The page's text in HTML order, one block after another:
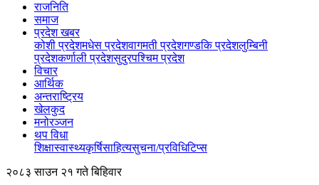
राजनिति
समाज
प्रदेश खबर
कोशी प्रदेशमधेस प्रदेशवागमती प्रदेशगण्डकि प्रदेशलुम्बिनी
प्रदेशकर्णाली प्रदेशसुदुरपश्चिम प्रदेश
विचार
आर्थिक
अन्तराष्ट्रिय
खेलकुद
मनोरञ्जन
थप विधा
शिक्षास्वास्थ्यकृर्षिसाहित्यसुचना/प्रविधिटिप्स
२०८३ साउन २१ गते बिहिवार